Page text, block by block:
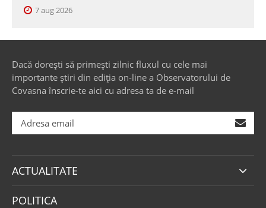
7 aug 2026
Dacă dorești să primești zilnic fluxul cu cele mai
importante știri din ediția on-line a Observatorului de
Covasna înscrie-te aici cu adresa ta de e-mail
ACTUALITATE
POLITICA